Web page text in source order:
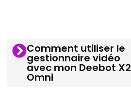
Comment utiliser le
gestionnaire vidéo
avec mon Deebot X2
Omni